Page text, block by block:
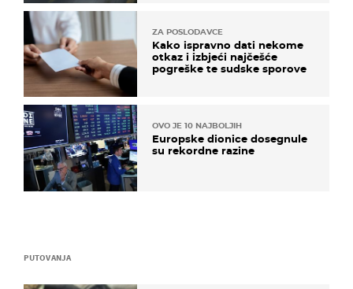
PUTOVANJA
ZA POSLODAVCE
Kako ispravno dati nekome
otkaz i izbjeći najčešće
pogreške te sudske sporove
OVO JE 10 NAJBOLJIH
Europske dionice dosegnule
su rekordne razine